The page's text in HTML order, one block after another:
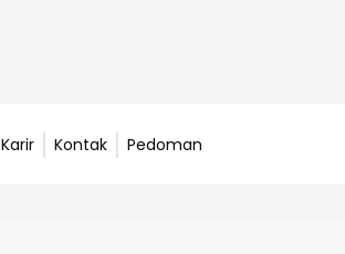
Karir Kontak Pedoman